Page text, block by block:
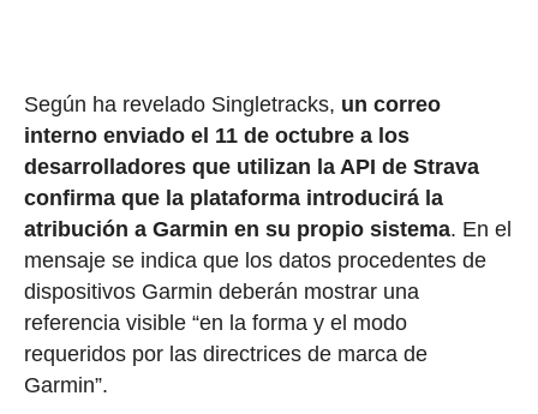
Según ha revelado Singletracks, un correo
interno enviado el 11 de octubre a los
desarrolladores que utilizan la API de Strava
confirma que la plataforma introducirá la
atribución a Garmin en su propio sistema. En el
mensaje se indica que los datos procedentes de
dispositivos Garmin deberán mostrar una
referencia visible “en la forma y el modo
requeridos por las directrices de marca de
Garmin”.